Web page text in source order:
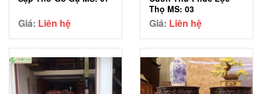
Giá: Liên hệ
Thọ MS: 03
Giá: Liên hệ